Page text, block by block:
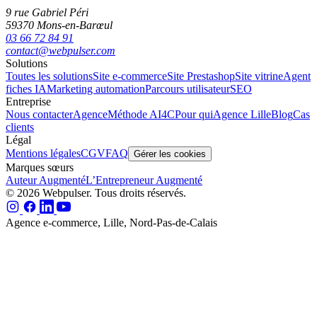
9 rue Gabriel Péri
59370 Mons-en-Barœul
03 66 72 84 91
contact@webpulser.com
Solutions
Toutes les solutionsSite e-commerceSite PrestashopSite vitrineAgent
fiches IAMarketing automationParcours utilisateurSEO
Entreprise
Nous contacterAgenceMéthode AI4CPour quiAgence LilleBlogCas
clients
Légal
Mentions légalesCGVFAQ Gérer les cookies
Marques sœurs
Auteur AugmentéL’Entrepreneur Augmenté
© 2026 Webpulser. Tous droits réservés.
Agence e-commerce, Lille, Nord-Pas-de-Calais